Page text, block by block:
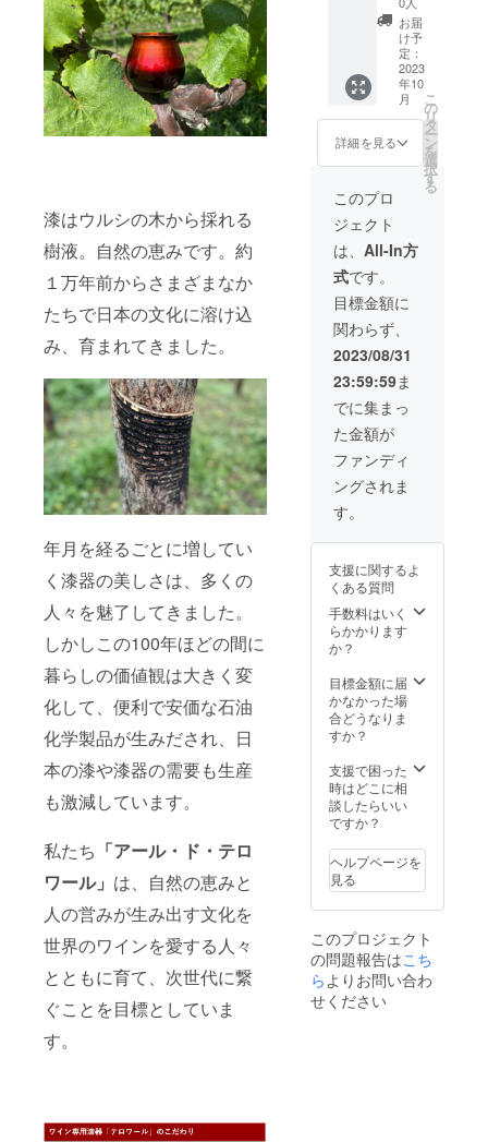
漆はウルシの木から採れる
樹液。自然の恵みです。約
１万年前からさまざまなか
たちで日本の文化に溶け込
み、育まれてきました。
年月を経るごとに増してい
く漆器の美しさは、多くの
人々を魅了してきました。
しかしこの100年ほどの間に
暮らしの価値観は大きく変
化して、便利で安価な石油
化学製品が生みだされ、日
本の漆や漆器の需要も生産
も激減しています。
私たち 「アール・ド・テロ
ワール」 は、自然の恵みと
人の営みが生み出す文化を
世界のワインを愛する人々
とともに育て、次世代に繋
ぐことを目標としていま
す。
RINNE
』銀・
黒蒔絵
『蒔
絵
MAKI-
E』
金・
銀・螺
鈿
塗
り：漆
蒔
絵：
『輪廻
』銀・
黒蒔絵
個体に
より多
少の差
異があ
りま
す。 ＜
素材＞
天然木
（ミズ
ラ）
塗
り：漆
蒔
絵：
『輪廻
RINNE
』銀・
黒蒔絵
→ 特
別価格
83,000
円（税
込）
＆ 送
料サー
【製品
情報】
ズ＞ 口
径
63mm
x 最大
83mm
x 高
79mm
※手仕事
のため
個体に
より多
少の差
異があ
りま
す。 ＜
素材＞
素地：
メザク
ラ）
塗
り：漆
『輪廻
RINNE
』銀・
るナ
チュラ
ルな
『然
ZEN』
を組み
合わせ
まし
格】 改
格
80,300
→ 特
別価格
73,000
円（税
込）
料サー
ビス
【製品
情報】
＜サイ
ズ＞ 口
径
径
83mm
x 高
79mm
※手仕事
のため
少の差
異があ
りま
素地：
天然木
（ミズ
メザク
り：漆
絵：
『輪廻
RINNE
』銀・
のご案
内で
す。 ワ
イン専
用漆器
「テロ
ワー
ル」 ＜
シリー
ズ＞
『煌
KIRAM
EKI』
『艶
TSUYA
』
『宙
SORA
』
『然
ZEN』
計４点
をセッ
トにし
まし
た。 口
による
変化と
いうワ
インの
新たな
楽しみ
ださ
い。
【価
格
99,000
円
→ 特
94,000
円（税
込）
＆ 送
ビス
【製品
情報】
＜サイ
ズ＞ 口
セット
新作
「輪廻
RINNE
」発売
を記念
して、
CAMPF
IRE特別
価格
（改定
前価格
より約
5％OFF
） ＋ 送
料サー
ビス で
のご案
内で
す。 ワ
イン専
用漆器
「テロ
ワー
ル」 ＜
ベー
シック
シリー
TSUYA
『宙
SORA
』
『然
ZEN』
をセッ
トにし
まし
た。 滑
「艶」
、マッ
トな
「宙」
感じる
「然」
。それ
ぞれの
よって
感じる
ワイン
の味わ
いの変
お届
け予
定：
2023
年10
月
詳細を見る
こ
の
リ
タ
ー
ン
を
選
択
す
る
このプロ
ジェクト
は、 All-In方
式です。
目標金額に
関わらず、
2023/08/31
23:59:59ま
でに集まっ
た金額が
ファンディ
ングされま
す。
支援に関するよ
くある質問
手数料はいく
らかかります
か？
目標金額に届
かなかった場
合どうなりま
すか？
支援で困った
時はどこに相
談したらいい
ですか？
ヘルプページを
見る
このプロジェクト
の問題報告はこち
ら よりお問い合わ
せください